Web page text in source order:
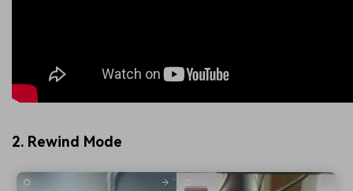
2. Rewind Mode